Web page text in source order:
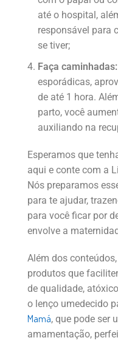
até o hospital,
responsável para
se tiver;
Faça caminhadas:
esporádicas,
de até 1 hora.
parto, você
auxiliando na
Esperamos que
aqui e conte com a
Nós preparamos
para te ajudar,
para você ficar por
envolve a
Além dos
produtos que
de qualidade,
o lenço umedecido
Mamá, que pode ser
amamentação,